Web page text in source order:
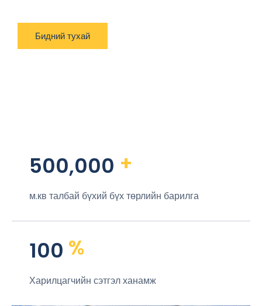
Бидний тухай
500,000 +
м.кв талбай бүхий бүх төрлийн барилга
100 %
Харилцагчийн сэтгэл ханамж